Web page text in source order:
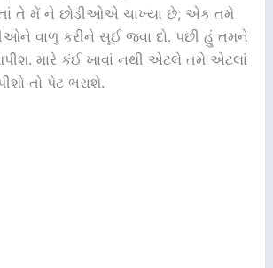
તે મેં ને છોડીઓએ ચાખ્યા છે; એક તમે
વાળુ કરીને સૂઈ જવા દો. પછી હું તમને
મારે કંઈ ખાવાં નથી એટલે તમે એટલાં
તો પેટ ભરાશે.